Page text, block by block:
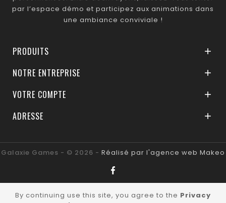
par l’espace démo et participez aux animations dans
une ambiance conviviale !
PRODUITS 
NOTRE ENTREPRISE 
VOTRE COMPTE 
ADRESSE 
Galaxie Games - © 2026 - Réalisé par l'agence web Makeo
By continuing use this site, you agree to the Privacy